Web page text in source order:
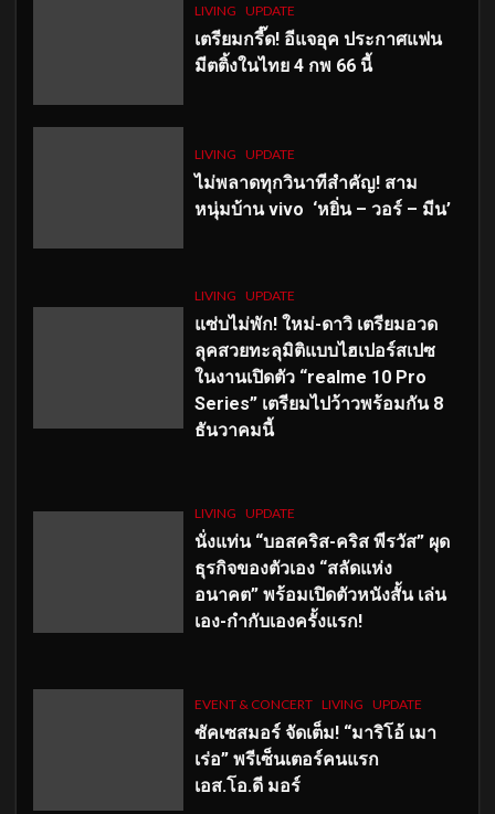
LIVING UPDATE
เตรียมกรี๊ด! อีแจอุค ประกาศแฟน
มีตติ้งในไทย 4 กพ 66 นี้
LIVING UPDATE
ไม่พลาดทุกวินาทีสำคัญ! สาม
หนุ่มบ้าน vivo ‘หยิ่น – วอร์ – มีน’
LIVING UPDATE
แซ่บไม่พัก! ใหม่-ดาวิ เตรียมอวด
ลุคสวยทะลุมิติแบบไฮเปอร์สเปซ
ในงานเปิดตัว “realme 10 Pro
Series” เตรียมไปว้าวพร้อมกัน 8
ธันวาคมนี้
LIVING UPDATE
นั่งแท่น “บอสคริส-คริส พีรวัส” ผุด
ธุรกิจของตัวเอง “สลัดแห่ง
อนาคต” พร้อมเปิดตัวหนังสั้น เล่น
เอง-กำกับเองครั้งแรก!
EVENT & CONCERT LIVING UPDATE
ซัคเซสมอร์ จัดเต็ม! “มาริโอ้ เมา
เร่อ” พรีเซ็นเตอร์คนแรก
เอส.โอ.ดี มอร์